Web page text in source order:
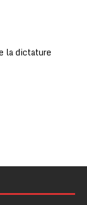
la dictature